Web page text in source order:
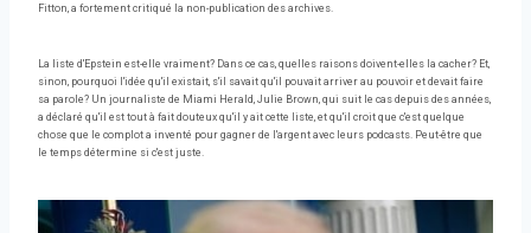
Fitton, a fortement critiqué la non-publication des archives.
La liste d'Epstein est-elle vraiment? Dans ce cas, quelles raisons doivent-elles la cacher? Et,
sinon, pourquoi l'idée qu'il existait, s'il savait qu'il pouvait arriver au pouvoir et devait faire
sa parole? Un journaliste de Miami Herald, Julie Brown, qui suit le cas depuis des années,
a déclaré qu'il est tout à fait douteux qu'il y ait cette liste, et qu'il croit que c'est quelque
chose que le complot a inventé pour gagner de l'argent avec leurs podcasts. Peut-être que
le temps détermine si c'est juste.